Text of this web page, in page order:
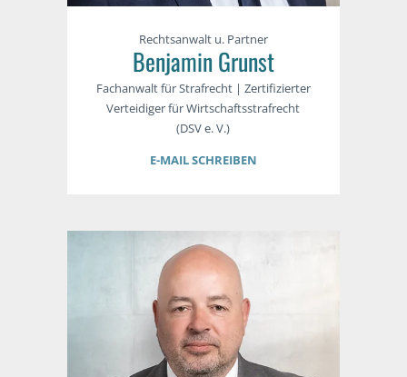
Rechtsanwalt u. Partner
Benjamin Grunst
Fachanwalt für Strafrecht | Zertifizierter
Verteidiger für Wirtschaftsstrafrecht
(DSV e. V.)
E-MAIL SCHREIBEN